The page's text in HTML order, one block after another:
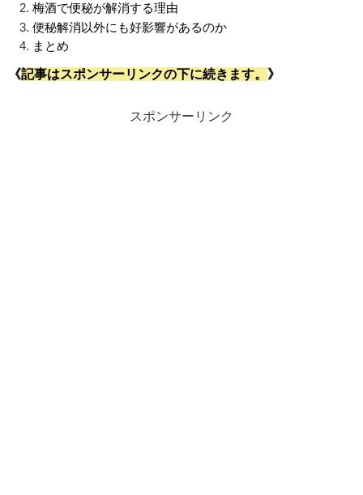
梅酒で便秘が解消する理由
便秘解消以外にも好影響があるのか
まとめ
《記事はスポンサーリンクの下に続きます。 》
スポンサーリンク